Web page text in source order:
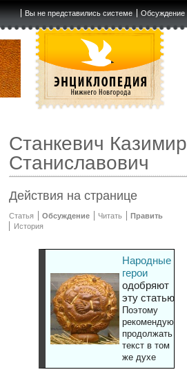
Вы не представились системе Обсуждение
Станкевич Казимир
Станиславович
Действия на странице
Статья Обсуждение Читать
Править
История
Народные
герои
одобряют
эту статью
Поэтому
рекомендуют
продолжать
текст в том
же духе